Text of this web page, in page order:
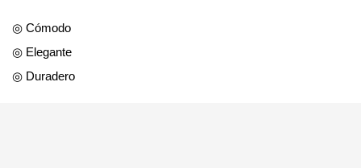
◎ Cómodo
◎ Elegante
◎ Duradero